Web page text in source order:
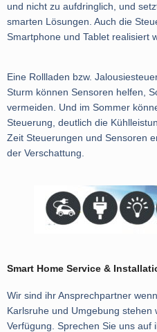
und nicht zu aufdringlich, und
smarten Lösungen. Auch die
Smartphone und Tablet realisiert
Eine Rollladen bzw.
Sturm können Sensoren helfen,
vermeiden. Und im Sommer
Steuerung, deutlich die
Zeit Steuerungen und Sensoren
der Verschattung.
Smart Home Service &
Wir sind ihr Ansprechpartner
Karlsruhe und Umgebung
Verfügung. Sprechen Sie uns auf